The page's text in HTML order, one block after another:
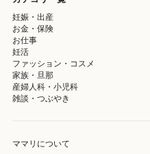
妊娠・出産
お金・保険
お仕事
妊活
ファッション・コスメ
家族・旦那
産婦人科・小児科
雑談・つぶやき
ママリについて